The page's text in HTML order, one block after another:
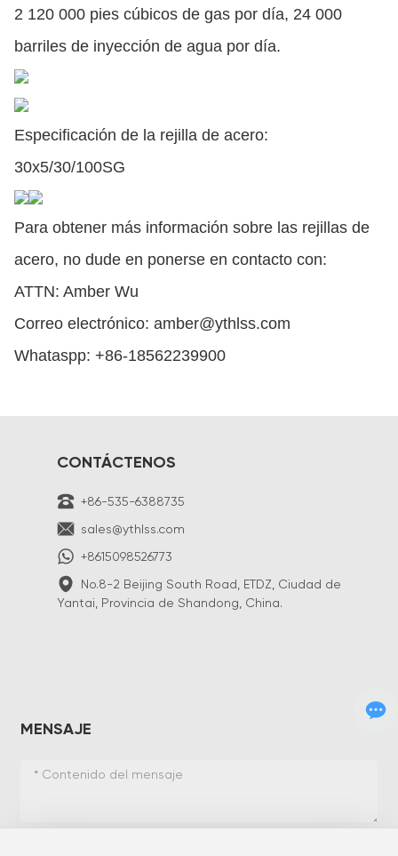
2 120 000 pies cúbicos de gas por día, 24 000
barriles de inyección de agua por día.
Especificación de la rejilla de acero:
30x5/30/100SG
Para obtener más información sobre las rejillas de
acero, no dude en ponerse en contacto con:
ATTN: Amber Wu
Correo electrónico: amber@ythlss.com
Whataspp: +86-18562239900
CONTÁCTENOS
+86-535-6388735
sales@ythlss.com
+8615098526773
No.8-2 Beijing South Road, ETDZ, Ciudad de
Yantai, Provincia de Shandong, China.
MENSAJE